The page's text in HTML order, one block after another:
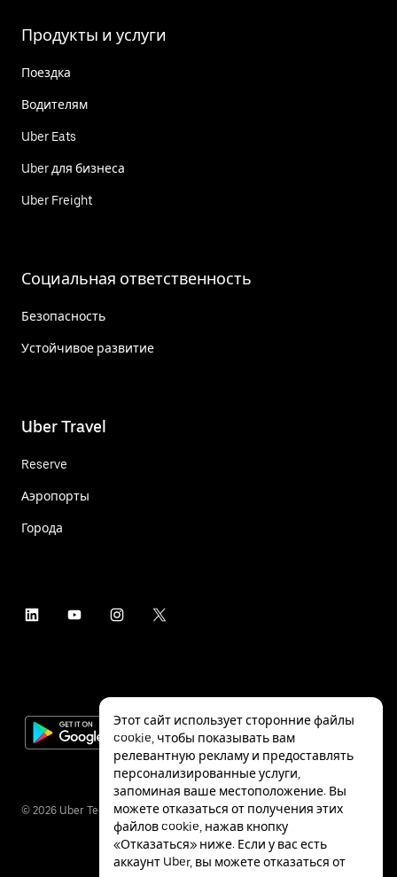
Продукты и услуги
Поездка
Водителям
Uber Eats
Uber для бизнеса
Uber Freight
Социальная ответственность
Безопасность
Устойчивое развитие
Uber Travel
Reserve
Аэропорты
Города
© 2026 Uber Technologies Inc.
Этот сайт использует сторонние файлы
cookie, чтобы показывать вам
релевантную рекламу и предоставлять
персонализированные услуги,
запоминая ваше местоположение. Вы
можете отказаться от получения этих
файлов cookie, нажав кнопку
«Отказаться» ниже. Если у вас есть
аккаунт Uber, вы можете отказаться от